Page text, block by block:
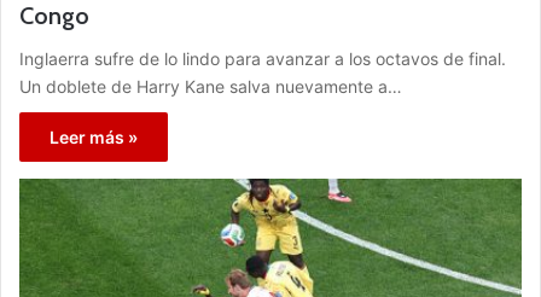
Congo
Inglaerra sufre de lo lindo para avanzar a los octavos de final.
Un doblete de Harry Kane salva nuevamente a…
Leer más »